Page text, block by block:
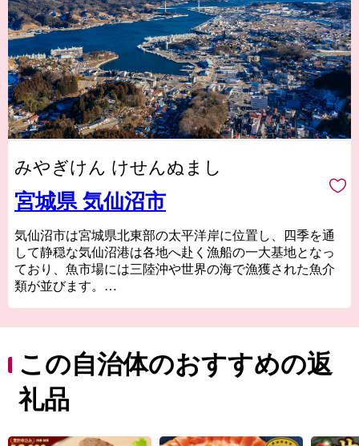
みやぎけん けせんぬまし
宮城県 気仙沼市
気仙沼市は宮城県北東部の太平洋岸に位置し、四季を通
して静穏な気仙沼港は各地へ赴く漁船の一大基地となっ
ており、魚市場には三陸沖や世界の海で漁獲された魚介
類が並びます。
人気の気仙沼ホルモンなどがあり、美食の街としての一
面も持っています。
東日本大震災では大きな被害を受けましたが、温かい御
支援により一歩ずつ復興の道を歩んでいます。「世界と
い。
この自治体のおすすめの返
礼品